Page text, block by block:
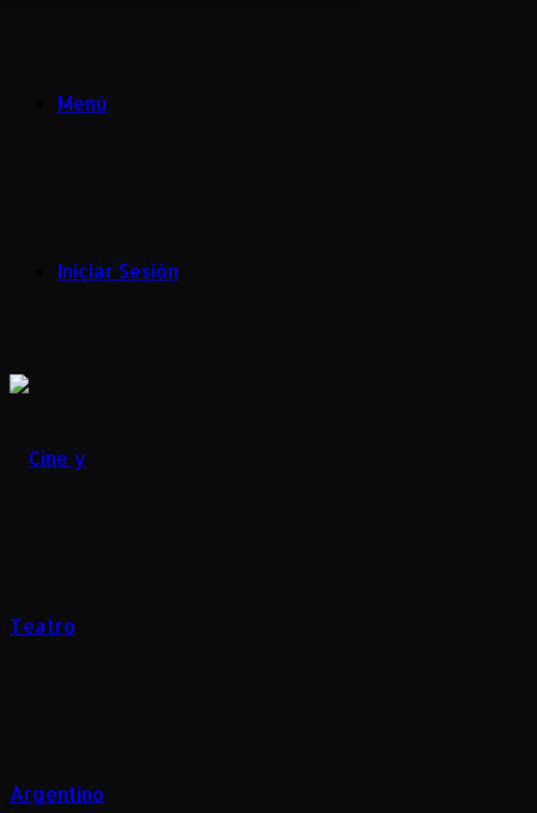
Menú
Iniciar Sesión